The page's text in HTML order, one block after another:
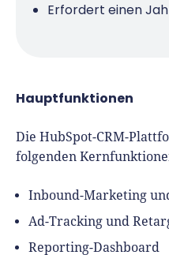
Erfordert einen
Hauptfunktionen
Die HubSpot-CRM-
folgenden
Inbound-Marketing
Ad-Tracking und
Reporting-Dashboard